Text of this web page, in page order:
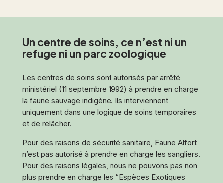
Un centre de soins, ce n’est ni un
refuge ni un parc zoologique
Les centres de soins sont autorisés par arrêté
ministériel (11 septembre 1992) à prendre en charge
la faune sauvage indigène. Ils interviennent
uniquement dans une logique de soins temporaires
et de relâcher.
Pour des raisons de sécurité sanitaire, Faune Alfort
n’est pas autorisé à prendre en charge les sangliers.
Pour des raisons légales, nous ne pouvons pas non
plus prendre en charge les “Espèces Exotiques